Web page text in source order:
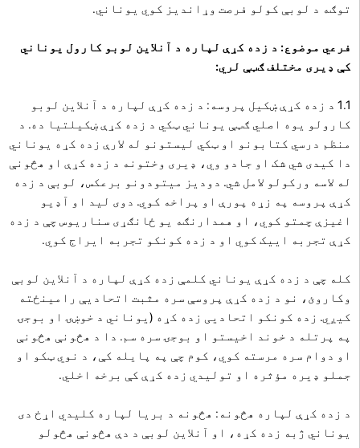
توګه د لوبې کولو فرصت وړاندیز کوي یوناني.
فرعي موضوع: د زده کړې لپاره د آنلاین لوبو کارول یوناني
کې ډیری مختلف ګټې لري:
1.1 د زده کړې ښکیل پروسه: د زده کړې لپاره د آنلاین لوبو
کارولو یوه اصلي ګټې یوناني ټکي د زده کړې ښکیلتیا ده. د
منظم درسي کتابونو او ټکي لیستونو له لارې زده کړه یوناني
دا کیدی شي شک او جادو وي، ډیری وختونه د زده کړې او هڅونې
له لاسه ورکولو لامل شي. دودیز میتودونو برعکس، لوبې د زده
کړې پروسه په زړه پورې او پراخه کوي. دوی لید او آډیو
اغیزې چمتو کوي، او همدارنګه یو ځانګړی سناریوس چې د زده
کړې تجربه اییک کوي او د زده کونکو تجربه ایراج کوي.
کله چې د زده کړې یوناني کلمې زده کړې لپاره د آنلاین لوبې
وکاروئ، نو د زده کړې پروسې سره مثبت اتحادیې رامینځته
کیږي. زده کونکو اتحادیی زده کړه (یوناني د خوښۍ او بوجۍ
په پرتله د خوند اخیستو او بوجۍ سره سم. دا د هڅونې هڅونې
او دوام سره مرسته کوي، کوم چې په پایله کې، د نوي ټکو او
جملو ډیره مؤثره او تولیدي زده کړې کې برخه اخلي.
د زده کړې لپاره هڅونه: هڅونه د بریا لپاره کلیدي اړخ دی
یوناني ژبه زده کړه، او آنلاین لوبې د دې هڅونې هڅولو